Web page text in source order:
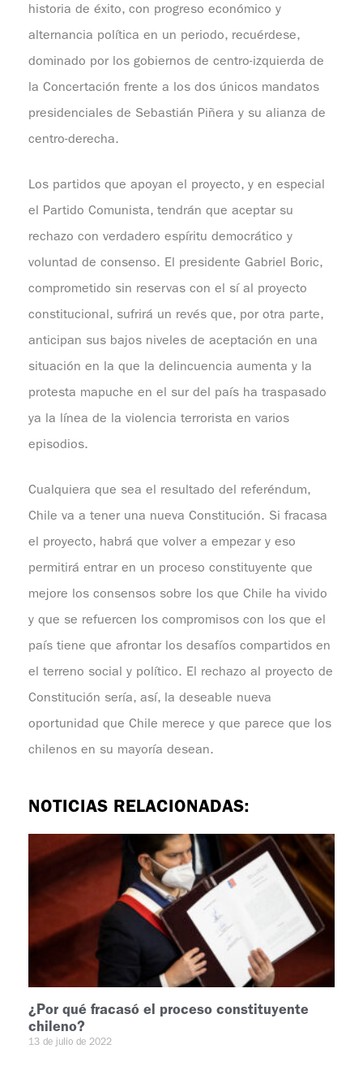
historia de éxito, con progreso económico y
alternancia política en un periodo, recuérdese,
dominado por los gobiernos de centro-izquierda de
la Concertación frente a los dos únicos mandatos
presidenciales de Sebastián Piñera y su alianza de
centro-derecha.
Los partidos que apoyan el proyecto, y en especial
el Partido Comunista, tendrán que aceptar su
rechazo con verdadero espíritu democrático y
voluntad de consenso. El presidente Gabriel Boric,
comprometido sin reservas con el sí al proyecto
constitucional, sufrirá un revés que, por otra parte,
anticipan sus bajos niveles de aceptación en una
situación en la que la delincuencia aumenta y la
protesta mapuche en el sur del país ha traspasado
ya la línea de la violencia terrorista en varios
episodios.
Cualquiera que sea el resultado del referéndum,
Chile va a tener una nueva Constitución. Si fracasa
el proyecto, habrá que volver a empezar y eso
permitirá entrar en un proceso constituyente que
mejore los consensos sobre los que Chile ha vivido
y que se refuercen los compromisos con los que el
país tiene que afrontar los desafíos compartidos en
el terreno social y político. El rechazo al proyecto de
Constitución sería, así, la deseable nueva
oportunidad que Chile merece y que parece que los
chilenos en su mayoría desean.
NOTICIAS RELACIONADAS:
¿Por qué fracasó el proceso constituyente
chileno?
13 de julio de 2022